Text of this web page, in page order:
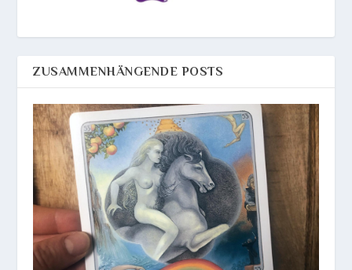
ZUSAMMENHÄNGENDE POSTS